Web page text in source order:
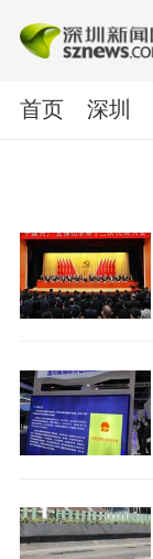
首页 深圳